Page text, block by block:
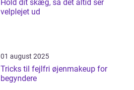
Hold dit skæg, så det altid ser
velplejet ud
01 august 2025
Tricks til fejlfri øjenmakeup for
begyndere